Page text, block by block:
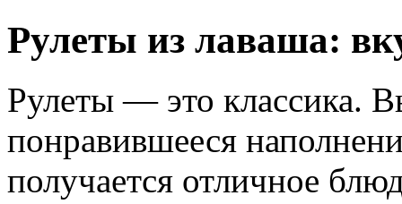
Рулеты из лаваша:
Рулеты — это классика.
понравившееся
получается отличное